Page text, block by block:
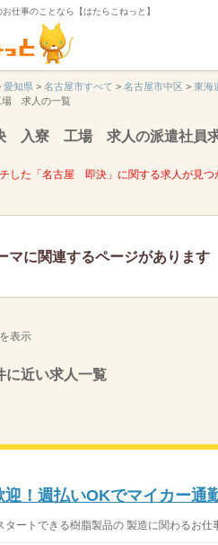
仕事のことなら【はたらこねっと】
愛知県 > 名古屋市すべて > 名古屋市中区 > 東海
求人の一覧
入寮 工場 求人の派遣社員
した「名古屋 即決」に関する求人が見つ
マに関連するページがあります
表示
に近い求人一覧
迎！週払いOKでマイカー通
タートできる樹脂製品の 製造に関わるお